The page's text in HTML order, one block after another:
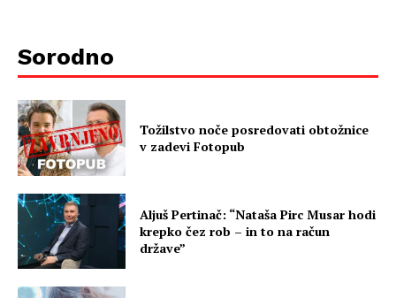
Sorodno
Tožilstvo noče posredovati obtožnice
v zadevi Fotopub
Aljuš Pertinač: “Nataša Pirc Musar hodi
krepko čez rob – in to na račun
države”